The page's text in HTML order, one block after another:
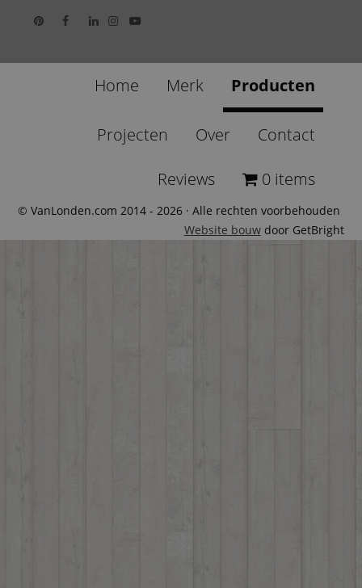
Home Merk Producten
Projecten Over Contact
Reviews 0 items
© VanLonden.com 2014 - 2026 · Alle rechten voorbehouden
Website bouwdoor GetBright